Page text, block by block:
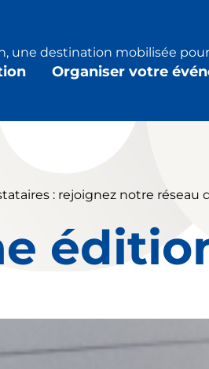
une destination mobilisée
Organiser votre
: rejoignez notre réseau